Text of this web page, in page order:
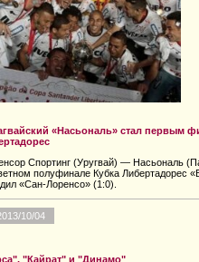
«Насьональ» стал первым
Спортинг (Уругвай) — Насьональ
полуфинале Кубка Либертадорес
«Сан-Лоренсо» (1:0).
10/04
"Кайрат" и "Динамо"